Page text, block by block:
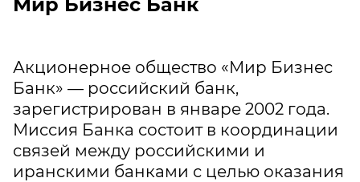
Акционерное общество «Мир Бизнес
Банк» — российский банк,
зарегистрирован в январе 2002 года.
Миссия Банка состоит в координации
связей между российскими и
иранскими банками с целью оказания